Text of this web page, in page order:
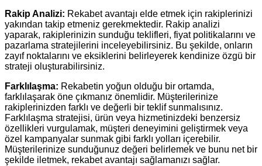
Rakip Analizi: Rekabet avantajı elde etmek için rakiplerinizi
yakından takip etmeniz gerekmektedir. Rakip analizi
yaparak, rakiplerinizin sunduğu teklifleri, fiyat politikalarını ve
pazarlama stratejilerini inceleyebilirsiniz. Bu şekilde, onların
zayıf noktalarını ve eksiklerini belirleyerek kendinize özgü bir
strateji oluşturabilirsiniz.
Farklılaşma: Rekabetin yoğun olduğu bir ortamda,
farklılaşarak öne çıkmanız önemlidir. Müşterilerinize
rakiplerinizden farklı ve değerli bir teklif sunmalısınız.
Farklılaşma stratejisi, ürün veya hizmetinizdeki benzersiz
özellikleri vurgulamak, müşteri deneyimini geliştirmek veya
özel kampanyalar sunmak gibi farklı yolları içerebilir.
Müşterilerinize sunduğunuz değeri belirlemek ve bunu net bir
şekilde iletmek, rekabet avantajı sağlamanızı sağlar.